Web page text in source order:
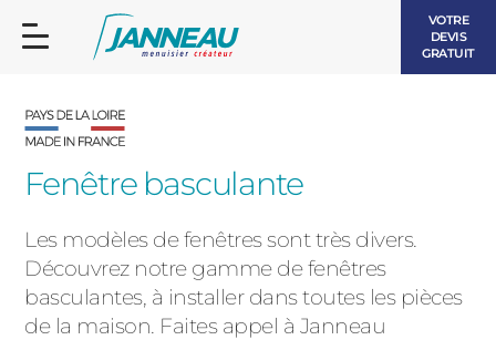
VOTRE
DEVIS
GRATUIT
Fenêtre basculante
Les modèles de fenêtres sont très divers.
Découvrez notre gamme de fenêtres
basculantes, à installer dans toutes les pièces
de la maison. Faites appel à Janneau
FENÊTRES ET PORTES-FENÊTRES
BAIES VITRÉES
LES CONTEMPORAINES